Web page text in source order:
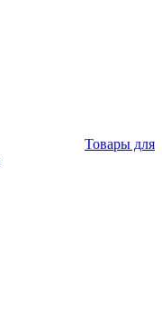
Товары для